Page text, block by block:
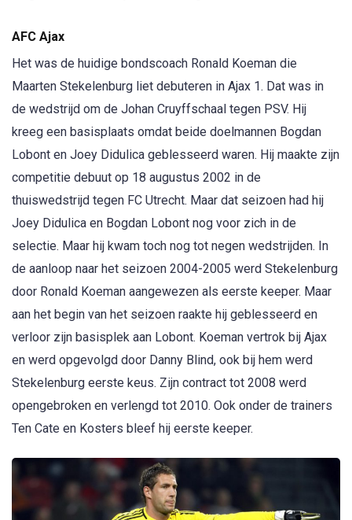
AFC Ajax
Het was de huidige bondscoach Ronald Koeman die
Maarten Stekelenburg liet debuteren in Ajax 1. Dat was in
de wedstrijd om de Johan Cruyffschaal tegen PSV. Hij
kreeg een basisplaats omdat beide doelmannen Bogdan
Lobont en Joey Didulica geblesseerd waren. Hij maakte zijn
competitie debuut op 18 augustus 2002 in de
thuiswedstrijd tegen FC Utrecht. Maar dat seizoen had hij
Joey Didulica en Bogdan Lobont nog voor zich in de
selectie. Maar hij kwam toch nog tot negen wedstrijden. In
de aanloop naar het seizoen 2004-2005 werd Stekelenburg
door Ronald Koeman aangewezen als eerste keeper. Maar
aan het begin van het seizoen raakte hij geblesseerd en
verloor zijn basisplek aan Lobont. Koeman vertrok bij Ajax
en werd opgevolgd door Danny Blind, ook bij hem werd
Stekelenburg eerste keus. Zijn contract tot 2008 werd
opengebroken en verlengd tot 2010. Ook onder de trainers
Ten Cate en Kosters bleef hij eerste keeper.